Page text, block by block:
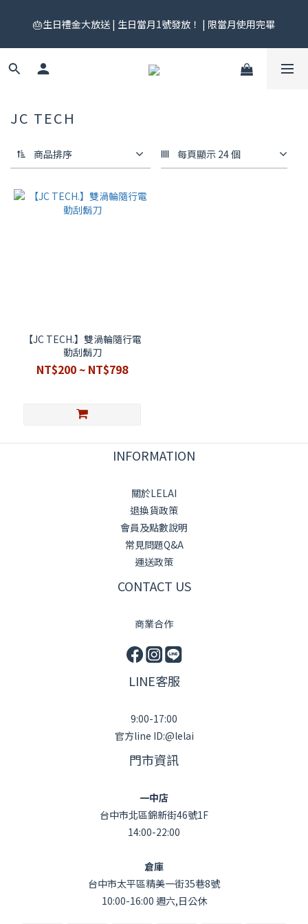
領券中心領，碼碼不同快去領！
🎂生日禮金大放送 | 生日當月1號發放！ | 限當月使用完畢
🎟️ 免運券來了！每月 25 號準時開搶｜$299／$999 各一張｜官網
JC TECH
商品排序 每頁顯示 24 個
【JC TECH.】雙渦輪隨行電
動刮鬍刀
NT$200 ~ NT$798
INFORMATION
關於LELAI
退換貨政策
會員及點數說明
常見問題Q&A
運送政策
CONTACT US
商業合作
LINE客服
9:00-17:00
官方line ID:@lelai
門市資訊
一中店
台中市北區錦新街46號1F
14:00-22:00
倉庫
台中市太平區精美一街35巷8號
10:00-16:00 週六,日公休